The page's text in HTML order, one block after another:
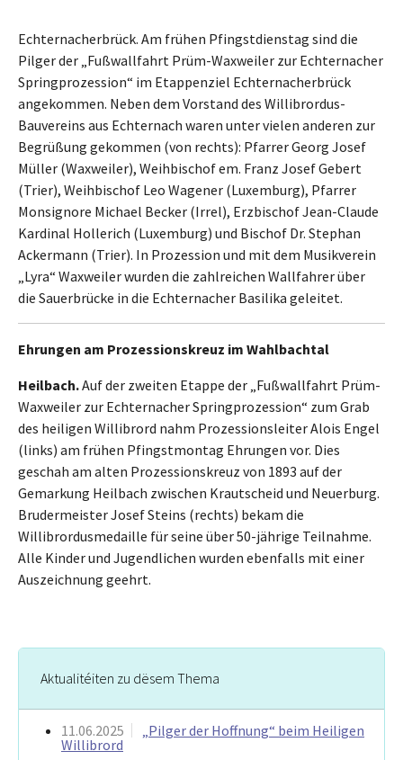
Echternacherbrück. Am frühen Pfingstdienstag sind die
Pilger der „Fußwallfahrt Prüm-Waxweiler zur Echternacher
Springprozession“ im Etappenziel Echternacherbrück
angekommen. Neben dem Vorstand des Willibrordus-
Bauvereins aus Echternach waren unter vielen anderen zur
Begrüßung gekommen (von rechts): Pfarrer Georg Josef
Müller (Waxweiler), Weihbischof em. Franz Josef Gebert
(Trier), Weihbischof Leo Wagener (Luxemburg), Pfarrer
Monsignore Michael Becker (Irrel), Erzbischof Jean-Claude
Kardinal Hollerich (Luxemburg) und Bischof Dr. Stephan
Ackermann (Trier). In Prozession und mit dem Musikverein
„Lyra“ Waxweiler wurden die zahlreichen Wallfahrer über
die Sauerbrücke in die Echternacher Basilika geleitet.
Ehrungen am Prozessionskreuz im Wahlbachtal
Heilbach.Auf der zweiten Etappe der „Fußwallfahrt Prüm-
Waxweiler zur Echternacher Springprozession“ zum Grab
des heiligen Willibrord nahm Prozessionsleiter Alois Engel
(links) am frühen Pfingstmontag Ehrungen vor. Dies
geschah am alten Prozessionskreuz von 1893 auf der
Gemarkung Heilbach zwischen Krautscheid und Neuerburg.
Brudermeister Josef Steins (rechts) bekam die
Willibrordusmedaille für seine über 50-jährige Teilnahme.
Alle Kinder und Jugendlichen wurden ebenfalls mit einer
Auszeichnung geehrt.
Aktualitéiten zu dësem Thema
11.06.2025
„Pilger der Hoffnung“ beim Heiligen
Willibrord